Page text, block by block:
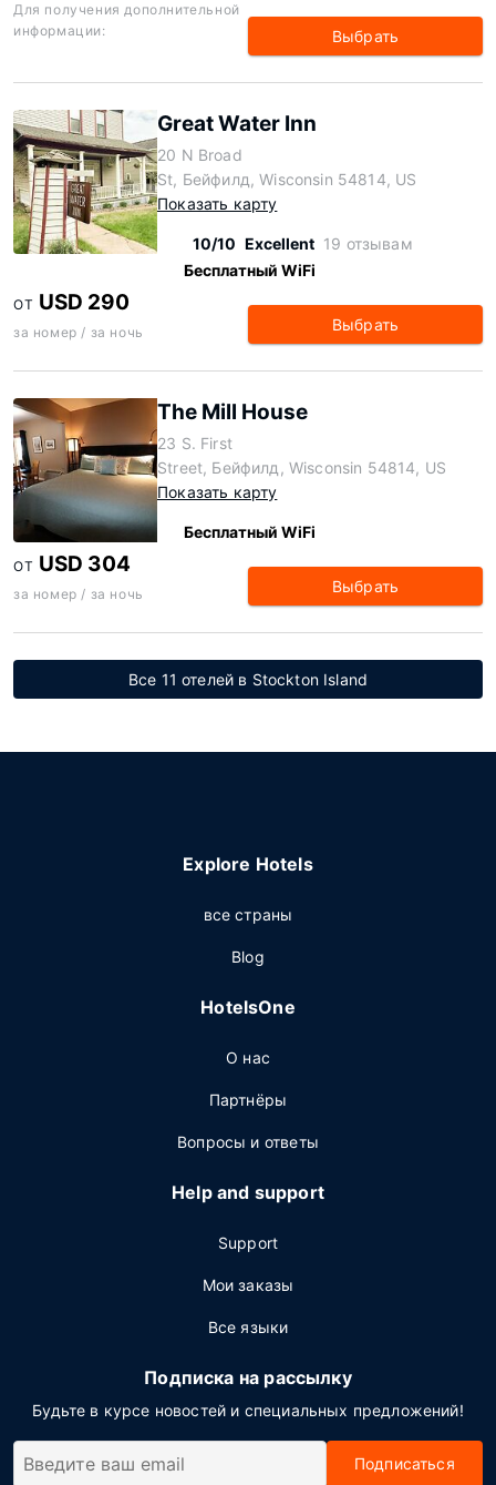
Для получения дополнительной
информации:
Выбрать
Great Water Inn
20 N Broad
St, Бейфилд, Wisconsin 54814, US
Показать карту
10/10 Excellent 19 отзывам
Бесплатный WiFi
ОТ USD 290
за номер / за ночь Выбрать
The Mill House
23 S. First
Street, Бейфилд, Wisconsin 54814, US
Показать карту
Бесплатный WiFi
ОТ USD 304
за номер / за ночь Выбрать
Все 11 отелей в Stockton Island
Explore Hotels
все страны
Blog
HotelsOne
О нас
Партнёры
Вопросы и ответы
Help and support
Support
Мои заказы
Все языки
Подписка на рассылку
Будьте в курсе новостей и специальных предложений!
Подписаться